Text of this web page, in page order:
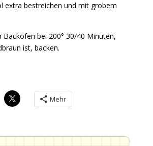
extra bestreichen und mit grobem
Backofen bei 200° 30/40 Minuten,
ist, backen.
Mehr